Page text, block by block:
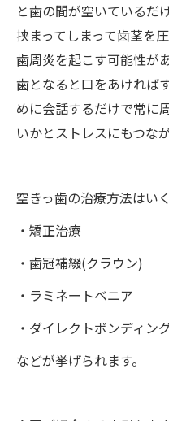
と歯の間が空いているだ
挟まってしまって歯茎を
歯周炎を起こす可能性が
歯となると口をあければ
めに会話するだけで常に
いかとストレスにもつな
空きっ歯の治療方法はい
・矯正治療
・歯冠補綴(クラウン)
・ラミネートベニア
・ダイレクトボンディン
などが挙げられます。